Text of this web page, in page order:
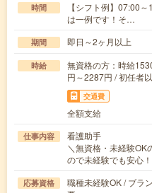
時間
【シフト例】07:00
は一例です！そ…
期間 即日～2ヶ月以上
時給
無資格の方：時給
円～2287円 / 初任者
交通費
全額支給
仕事内容
看護助手
＼無資格・未経験OK
ので未経験でも安心
応募資格
職種未経験OK / ブラ